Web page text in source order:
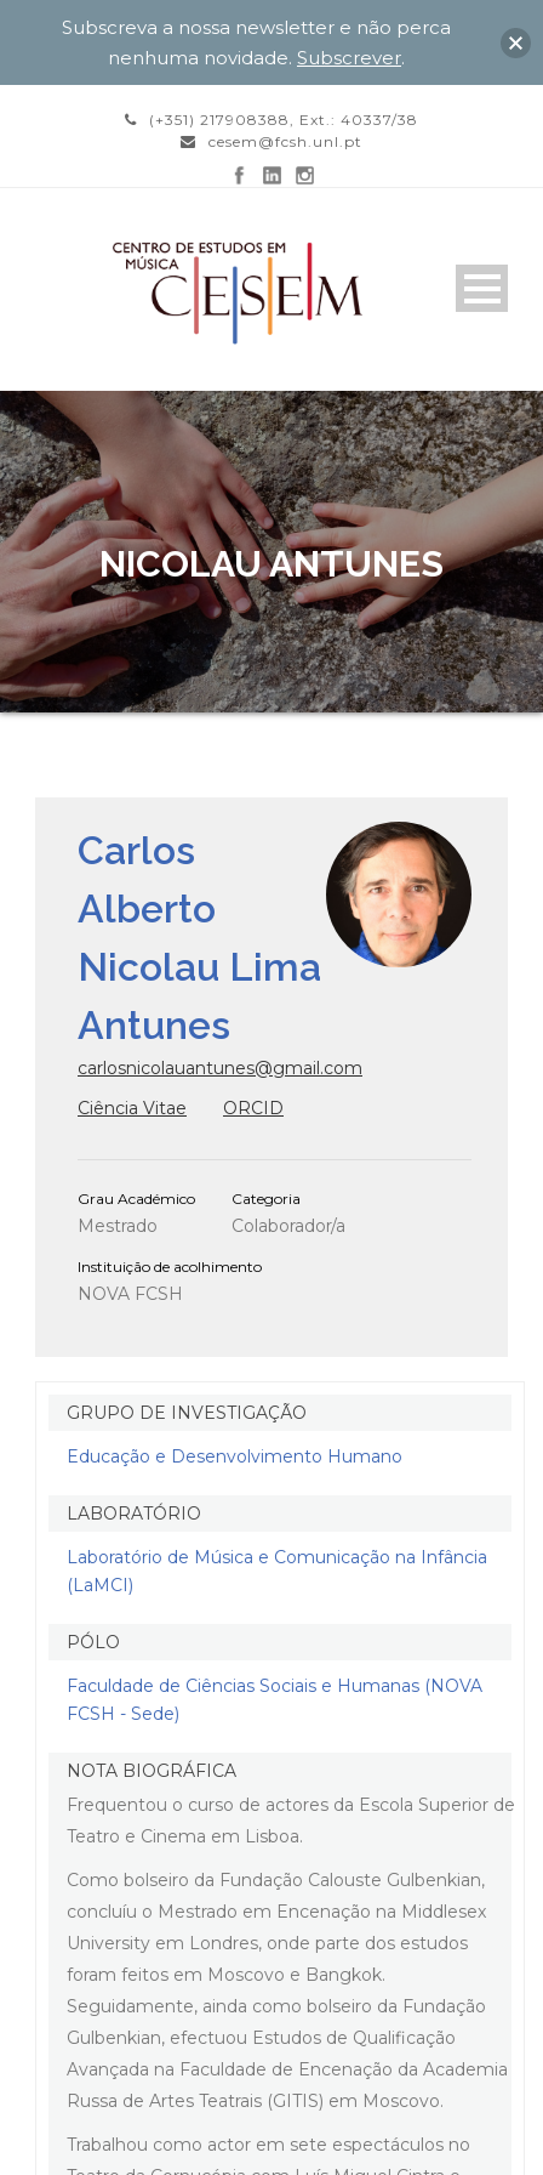
(+351) 217908388, Ext.: 40337/38
cesem@fcsh.unl.pt
NICOLAU ANTUNES
Carlos
Alberto
Nicolau Lima
Antunes
carlosnicolauantunes@gmail.com
Ciência Vitae
ORCID
Grau Académico
Mestrado
Categoria
Colaborador/a
Instituição de acolhimento
NOVA FCSH
GRUPO DE INVESTIGAÇÃO
Educação e Desenvolvimento Humano
LABORATÓRIO
Laboratório de Música e Comunicação na Infância
(LaMCI)
PÓLO
Faculdade de Ciências Sociais e Humanas (NOVA
FCSH - Sede)
NOTA BIOGRÁFICA
Frequentou o curso de actores da Escola Superior de
Teatro e Cinema em Lisboa.
Como bolseiro da Fundação Calouste Gulbenkian,
concluíu o Mestrado em Encenação na Middlesex
University em Londres, onde parte dos estudos
foram feitos em Moscovo e Bangkok.
Seguidamente, ainda como bolseiro da Fundação
Gulbenkian, efectuou Estudos de Qualificação
Avançada na Faculdade de Encenação da Academia
Russa de Artes Teatrais (GITIS) em Moscovo.
Trabalhou como actor em sete espectáculos no
Subscreva a nossa newsletter e não perca
nenhuma novidade. Subscrever.